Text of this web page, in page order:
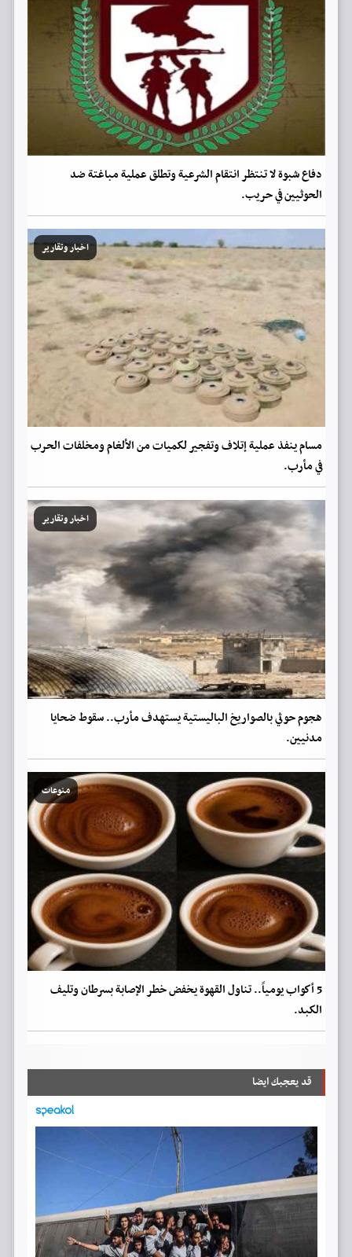
دفاع شبوة لا تنتظر انتقام الشرعية وتطلق عملية مباغتة ضد
الحوثيين في حريب.
اخبار وتقارير
مسام ينفذ عملية إتلاف وتفجير لكميات من الألغام ومخلفات الحرب
في مأرب.
اخبار وتقارير
هجوم حوثي بالصواريخ الباليستية يستهدف مأرب.. سقوط ضحايا
مدنيين.
منوعات
5 أكواب يومياً.. تناول القهوة يخفض خطر الإصابة بسرطان وتليف
الكبد.
قد يعجبك ايضا